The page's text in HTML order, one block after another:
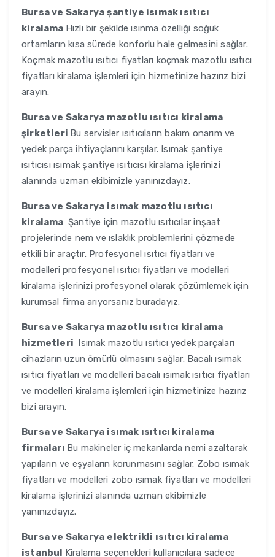
Bursa ve Sakarya şantiye isımak ısıtıcı
kiralama Hızlı bir şekilde ısınma özelliği soğuk
ortamların kısa sürede konforlu hale gelmesini sağlar.
Koçmak mazotlu ısıtıcı fiyatları koçmak mazotlu ısıtıcı
fiyatları kiralama işlemleri için hizmetinize hazırız bizi
arayın.
Bursa ve Sakarya mazotlu ısıtıcı kiralama
şirketleri Bu servisler ısıtıcıların bakım onarım ve
yedek parça ihtiyaçlarını karşılar. Isımak şantiye
ısıtıcısı ısımak şantiye ısıtıcısı kiralama işlerinizi
alanında uzman ekibimizle yanınızdayız.
Bursa ve Sakarya isımak mazotlu ısıtıcı
kiralama Şantiye için mazotlu ısıtıcılar inşaat
projelerinde nem ve ıslaklık problemlerini çözmede
etkili bir araçtır. Profesyonel ısıtıcı fiyatları ve
modelleri profesyonel ısıtıcı fiyatları ve modelleri
kiralama işlerinizi profesyonel olarak çözümlemek için
kurumsal firma arıyorsanız buradayız.
Bursa ve Sakarya mazotlu ısıtıcı kiralama
hizmetleri Isımak mazotlu ısıtıcı yedek parçaları
cihazların uzun ömürlü olmasını sağlar. Bacalı ısımak
ısıtıcı fiyatları ve modelleri bacalı ısımak ısıtıcı fiyatları
ve modelleri kiralama işlemleri için hizmetinize hazırız
bizi arayın.
Bursa ve Sakarya isımak ısıtıcı kiralama
firmaları Bu makineler iç mekanlarda nemi azaltarak
yapıların ve eşyaların korunmasını sağlar. Zobo ısımak
fiyatları ve modelleri zobo ısımak fiyatları ve modelleri
kiralama işlerinizi alanında uzman ekibimizle
yanınızdayız.
Bursa ve Sakarya elektrikli ısıtıcı kiralama
istanbul Kiralama seçenekleri kullanıcılara sadece